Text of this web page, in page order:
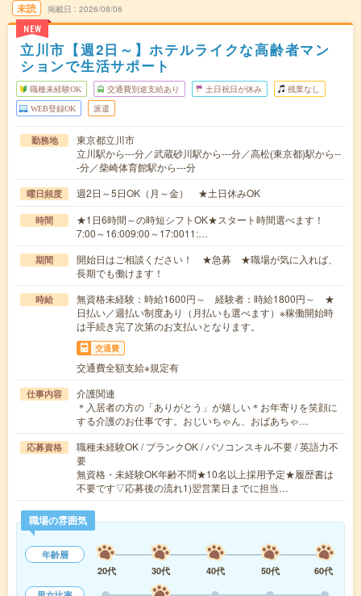
未読
NEW
掲載日 2026/08/06
立川市【週2日～】ホテルライクな高齢者マン
ションで生活サポート
職種未経験OK 交通費別途支給あり 土日祝日が休み 残業なし
WEB登録OK 派遣
勤務地
東京都立川市
立川駅から---分／武蔵砂川駅から---分／高松(東京都)駅から--
-分／柴崎体育館駅から---分
曜日頻度 週2日～5日OK（月～金） ★土日休みOK
時間
★1日6時間～の時短シフトOK★スタート時間選べます！
7:00～16:009:00～17:0011:…
期間
開始日はご相談ください！ ★急募 ★職場が気に入れば、
長期でも働けます！
時給
無資格未経験：時給1600円～ 経験者：時給1800円～ ★
日払い／週払い制度あり（月払いも選べます）※稼働開始時
は手続き完了次第のお支払いとなります。
交通費
交通費全額支給※規定有
仕事内容
介護関連
＊入居者の方の「ありがとう」が嬉しい＊お年寄りを笑顔に
する介護のお仕事です。おじいちゃん、おばあちゃ…
応募資格
職種未経験OK / ブランクOK / パソコンスキル不要 / 英語力不
要
無資格・未経験OK年齢不問★10名以上採用予定★履歴書は
不要です▽応募後の流れ1)翌営業日までに担当…
職場の雰囲気
年齢層
20代
30代 40代 50代
60代